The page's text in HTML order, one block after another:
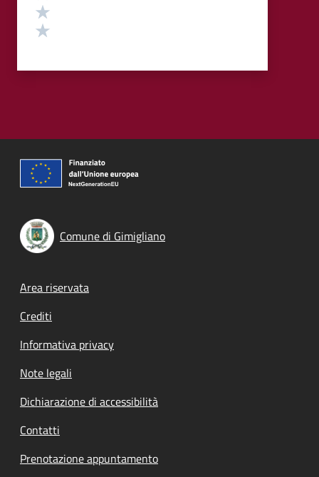
Comune di Gimigliano
Footer menu
Area riservata
Crediti
Informativa privacy
Note legali
Dichiarazione di accessibilità
Contatti
Prenotazione appuntamento